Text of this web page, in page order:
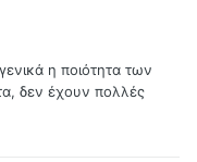
η ποιότητα των
δεν έχουν πολλές